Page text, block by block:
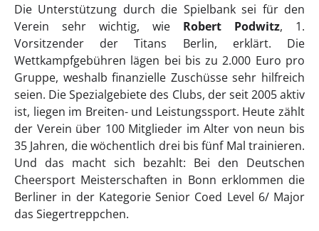
Die Unterstützung durch die Spielbank sei für den
Verein sehr wichtig, wie Robert Podwitz, 1.
Vorsitzender der Titans Berlin, erklärt. Die
Wettkampfgebühren lägen bei bis zu 2.000 Euro pro
Gruppe, weshalb finanzielle Zuschüsse sehr hilfreich
seien. Die Spezialgebiete des Clubs, der seit 2005 aktiv
ist, liegen im Breiten- und Leistungssport. Heute zählt
der Verein über 100 Mitglieder im Alter von neun bis
35 Jahren, die wöchentlich drei bis fünf Mal trainieren.
Und das macht sich bezahlt: Bei den Deutschen
Cheersport Meisterschaften in Bonn erklommen die
Berliner in der Kategorie Senior Coed Level 6/ Major
das Siegertreppchen.